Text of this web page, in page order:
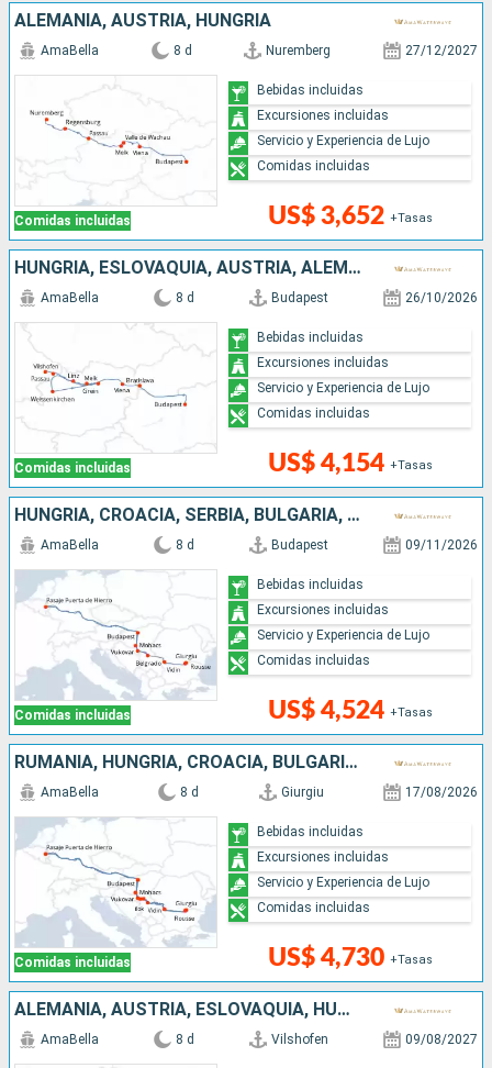
ALEMANIA, AUSTRIA, HUNGRÍA
Comidas incluidas
AmaBella 8 d Nuremberg 27/12/2027
US$ 3,652 +Tasas
Bebidas incluidas
Excursiones incluidas
Servicio y Experiencia de Lujo
Comidas incluidas
HUNGRÍA, ESLOVAQUIA, AUSTRIA, ALEMANIA
Comidas incluidas
AmaBella 8 d Budapest 26/10/2026
US$ 4,154 +Tasas
Bebidas incluidas
Excursiones incluidas
Servicio y Experiencia de Lujo
Comidas incluidas
HUNGRÍA, CROACIA, SERBIA, BULGARIA, RUMANIA
Comidas incluidas
AmaBella 8 d Budapest 09/11/2026
US$ 4,524 +Tasas
Bebidas incluidas
Excursiones incluidas
Servicio y Experiencia de Lujo
Comidas incluidas
RUMANIA, HUNGRÍA, CROACIA, BULGARIA, SERBIA
Comidas incluidas
AmaBella 8 d Giurgiu 17/08/2026
US$ 4,730 +Tasas
Bebidas incluidas
Excursiones incluidas
Servicio y Experiencia de Lujo
Comidas incluidas
ALEMANIA, AUSTRIA, ESLOVAQUIA, HUNGRÍA
AmaBella 8 d Vilshofen 09/08/2027